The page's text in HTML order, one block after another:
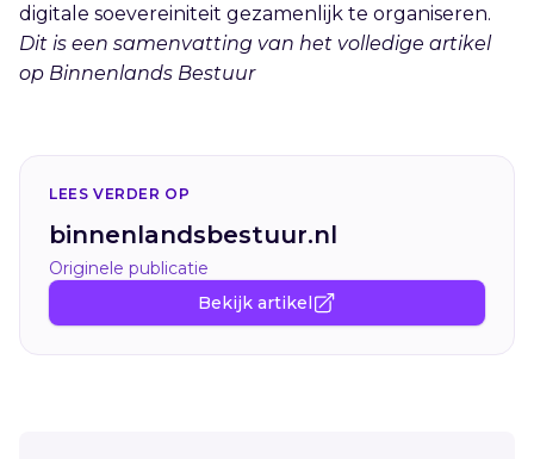
digitale soevereiniteit gezamenlijk te organiseren.
Dit is een samenvatting van het volledige artikel
op Binnenlands Bestuur
LEES VERDER OP
binnenlandsbestuur.nl
Originele publicatie
Bekijk artikel